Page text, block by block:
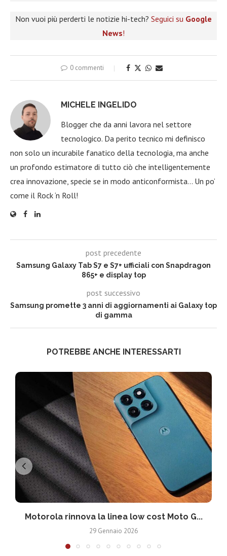
Non vuoi più perderti le notizie hi-tech? Seguici su Google
News!
0 commenti
MICHELE INGELIDO
Blogger che da anni lavora nel settore
tecnologico. Da perito tecnico mi definisco
non solo un incurabile fanatico della tecnologia, ma anche
un profondo estimatore di tutto ciò che intelligentemente
crea innovazione, specie se in modo anticonformista… Un po’
come il Rock ‘n Roll!
post precedente
Samsung Galaxy Tab S7 e S7+ ufficiali con Snapdragon
865+ e display top
post successivo
Samsung promette 3 anni di aggiornamenti ai Galaxy top
di gamma
POTREBBE ANCHE INTERESSARTI
Motorola rinnova la linea low cost Moto G...
29 Gennaio 2026